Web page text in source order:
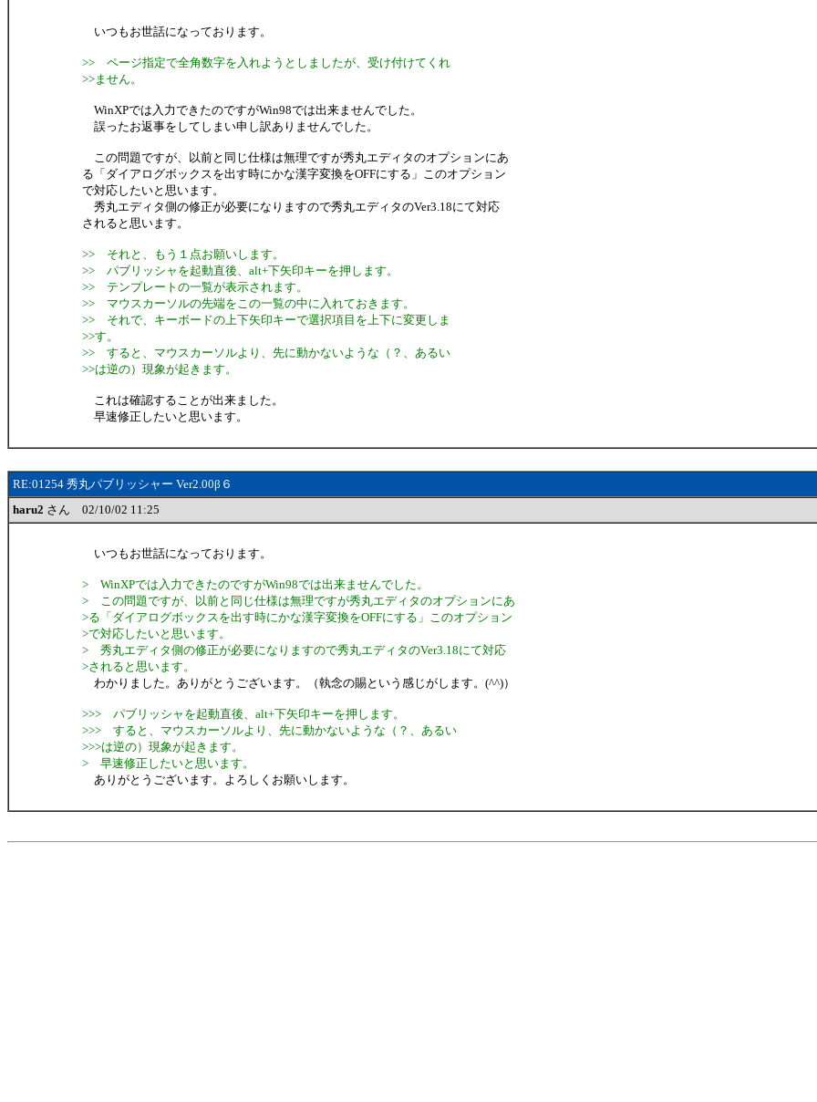
いつもお世話になっております。
>> ページ指定で全角数字を入れようとしましたが、受け付けてくれ
>>ません。
WinXPでは入力できたのですがWin98では出来ませんでした。
誤ったお返事をしてしまい申し訳ありませんでした。
この問題ですが、以前と同じ仕様は無理ですが秀丸エディタのオプションにあ
る「ダイアログボックスを出す時にかな漢字変換をOFFにする」このオプション
で対応したいと思います。
秀丸エディタ側の修正が必要になりますので秀丸エディタのVer3.18にて対応
されると思います。
>> それと、もう１点お願いします。
>> パブリッシャを起動直後、alt+下矢印キーを押します。
>> テンプレートの一覧が表示されます。
>> マウスカーソルの先端をこの一覧の中に入れておきます。
>> それで、キーボードの上下矢印キーで選択項目を上下に変更しま
>>す。
>> すると、マウスカーソルより、先に動かないような（？、あるい
>>は逆の）現象が起きます。
これは確認することが出来ました。
早速修正したいと思います。
RE:01254 秀丸パブリッシャー Ver2.00β６
haru2 さん 02/10/02 11:25
いつもお世話になっております。
> WinXPでは入力できたのですがWin98では出来ませんでした。
> この問題ですが、以前と同じ仕様は無理ですが秀丸エディタのオプションにあ
>る「ダイアログボックスを出す時にかな漢字変換をOFFにする」このオプション
>で対応したいと思います。
> 秀丸エディタ側の修正が必要になりますので秀丸エディタのVer3.18にて対応
>されると思います。
わかりました。ありがとうございます。（執念の賜という感じがします。(^^)）
>>> パブリッシャを起動直後、alt+下矢印キーを押します。
>>> すると、マウスカーソルより、先に動かないような（？、あるい
>>>は逆の）現象が起きます。
> 早速修正したいと思います。
ありがとうございます。よろしくお願いします。